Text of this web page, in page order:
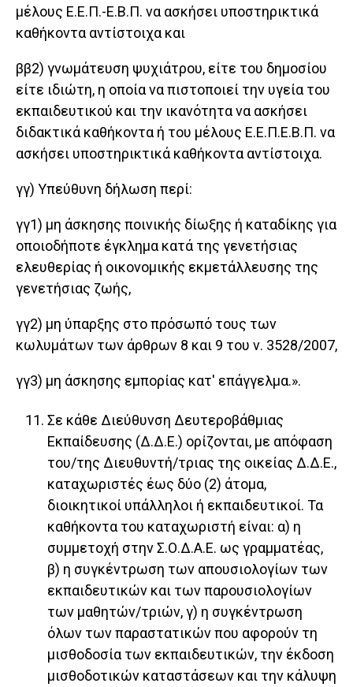
μέλους Ε.Ε.Π.-Ε.Β.Π. να ασκήσει υποστηρικτικά
καθήκοντα αντίστοιχα και
ββ2) γνωμάτευση ψυχιάτρου, είτε του δημοσίου
είτε ιδιώτη, η οποία να πιστοποιεί την υγεία του
εκπαιδευτικού και την ικανότητα να ασκήσει
διδακτικά καθήκοντα ή του μέλους Ε.Ε.Π.Ε.Β.Π. να
ασκήσει υποστηρικτικά καθήκοντα αντίστοιχα.
γγ) Υπεύθυνη δήλωση περί:
γγ1) μη άσκησης ποινικής δίωξης ή καταδίκης για
οποιοδήποτε έγκλημα κατά της γενετήσιας
ελευθερίας ή οικονομικής εκμετάλλευσης της
γενετήσιας ζωής,
γγ2) μη ύπαρξης στο πρόσωπό τους των
κωλυμάτων των άρθρων 8 και 9 του ν. 3528/2007,
γγ3) μη άσκησης εμπορίας κατ' επάγγελμα.».
Σε κάθε Διεύθυνση Δευτεροβάθμιας
Εκπαίδευσης (Δ.Δ.Ε.) ορίζονται, με απόφαση
του/της Διευθυντή/τριας της οικείας Δ.Δ.Ε.,
καταχωριστές έως δύο (2) άτομα,
διοικητικοί υπάλληλοι ή εκπαιδευτικοί. Τα
καθήκοντα του καταχωριστή είναι: α) η
συμμετοχή στην Σ.Ο.Δ.Α.Ε. ως γραμματέας,
β) η συγκέντρωση των απουσιολογίων των
εκπαιδευτικών και των παρουσιολογίων
των μαθητών/τριών, γ) η συγκέντρωση
όλων των παραστατικών που αφορούν τη
μισθοδοσία των εκπαιδευτικών, την έκδοση
μισθοδοτικών καταστάσεων και την κάλυψη